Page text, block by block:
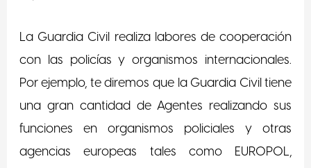
La Guardia Civil realiza labores de cooperación
con las policías y organismos internacionales.
Por ejemplo, te diremos que la Guardia Civil tiene
una gran cantidad de Agentes realizando sus
funciones en organismos policiales y otras
agencias europeas tales como EUROPOL,